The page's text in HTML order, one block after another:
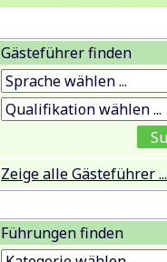
Gästeführer finden
Zeige alle Gästeführer ...
Führungen finden